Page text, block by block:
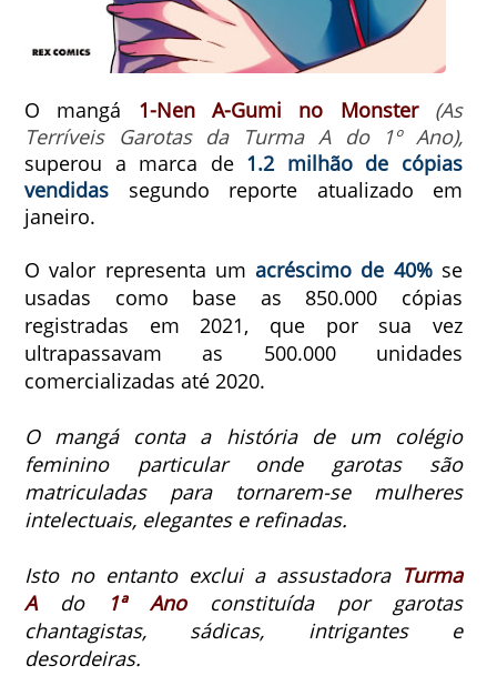
O mangá 1-Nen A-Gumi no Monster
(As
Terríveis Garotas da Turma A do 1º Ano),
superou a marca de 1.2 milhão de cópias
vendidas segundo reporte atualizado em
janeiro.
O valor representa umacréscimo de 40%se
usadas como base as 850.000 cópias
registradas em 2021, que por sua vez
ultrapassavam as 500.000 unidades
comercializadas até 2020.
O mangá conta a história de um colégio
feminino particular onde garotas são
matriculadas para tornarem-se mulheres
intelectuais, elegantes e refinadas.
Isto no entanto exclui a assustadora Turma
Ado 1ª Anoconstituída por garotas
chantagistas, sádicas, intrigantes e
desordeiras.